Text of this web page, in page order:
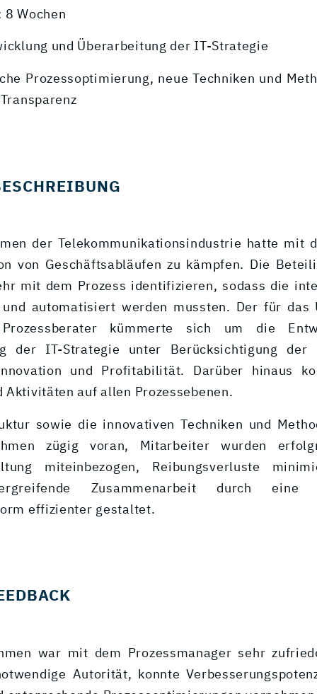
Wochen
und Überarbeitung der IT-Strategie
Prozessoptimierung, neue Techniken und
der Telekommunikationsindustrie hatte mit
von Geschäftsabläufen zu kämpfen. Die
mit dem Prozess identifizieren, sodass die
automatisiert werden mussten. Der für das
Prozessberater kümmerte sich um die
der IT-Strategie unter Berücksichtigung der
und Profitabilität. Darüber hinaus
Aktivitäten auf allen Prozessebenen.
sowie die innovativen Techniken und
zügig voran, Mitarbeiter wurden
miteinbezogen, Reibungsverluste
Zusammenarbeit durch eine
effizienter gestaltet.
war mit dem Prozessmanager sehr
Autorität, konnte